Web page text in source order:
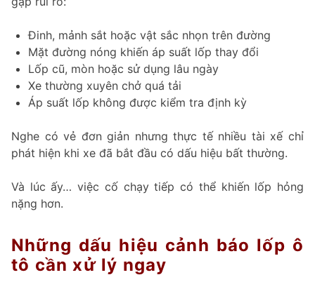
Đinh, mảnh sắt hoặc vật sắc nhọn trên đường
Mặt đường nóng khiến áp suất lốp thay đổi
Lốp cũ, mòn hoặc sử dụng lâu ngày
Xe thường xuyên chở quá tải
Áp suất lốp không được kiểm tra định kỳ
Nghe có vẻ đơn giản nhưng thực tế nhiều tài xế chỉ
phát hiện khi xe đã bắt đầu có dấu hiệu bất thường.
Và lúc ấy… việc cố chạy tiếp có thể khiến lốp hỏng
nặng hơn.
Những dấu hiệu cảnh báo lốp ô
tô cần xử lý ngay